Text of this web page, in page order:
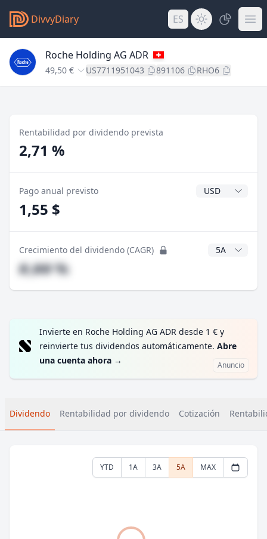
DivvyDiary ES
Roche Holding AG ADR
49,50 € US7711951043 891106 RHO6
Rentabilidad por dividendo prevista
2,71 %
Pago anual previsto Divisa del
1,55 $
Crecimiento del dividendo (CAGR) Años CAGR
#,## %
Invierte en Roche Holding AG ADR desde 1 € y
reinvierte tus dividendos automáticamente. Abre
una cuenta ahora → Anuncio
Dividendo Rentabilidad por dividendo Cotización
YTD 1A 3A 5A MAX